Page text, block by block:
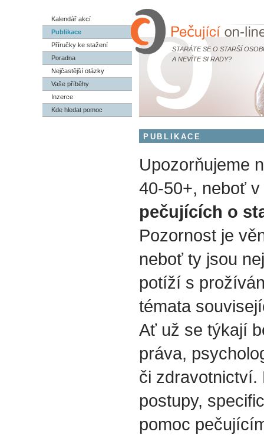
STARÁTE SE O STARŠÍ
A NEVÍTE SI RADY?
Kalendář akcí
Publikace
Příručky ke stažení
Poradna
Nejčastější otázky
Vaše příběhy
Inzerce
Kde hledat pomoc
PUBLIKACE
Upozorňujeme
40-50+, neboť
pečujících o
Pozornost je
neboť ty jsou
potíží s
témata
Ať už se týkají
práva,
či zdravotnictví.
postupy,
pomoc